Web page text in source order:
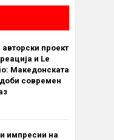
проект
и Le
Македонската
современ
импресии на